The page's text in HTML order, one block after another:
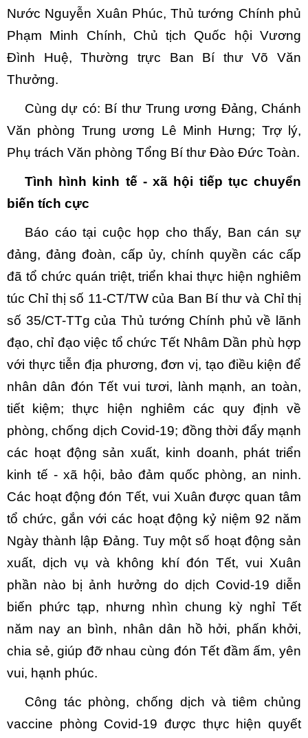
Nước Nguyễn Xuân Phúc, Thủ tướng Chính phủ
Phạm Minh Chính, Chủ tịch Quốc hội Vương
Đình Huệ, Thường trực Ban Bí thư Võ Văn
Thưởng.
Cùng dự có: Bí thư Trung ương Đảng, Chánh
Văn phòng Trung ương Lê Minh Hưng; Trợ lý,
Phụ trách Văn phòng Tổng Bí thư Đào Đức Toàn.
Tình hình kinh tế - xã hội tiếp tục chuyển
biến tích cực
Báo cáo tại cuộc họp cho thấy, Ban cán sự
đảng, đảng đoàn, cấp ủy, chính quyền các cấp
đã tổ chức quán triệt, triển khai thực hiện nghiêm
túc Chỉ thị số 11-CT/TW của Ban Bí thư và Chỉ thị
số 35/CT-TTg của Thủ tướng Chính phủ về lãnh
đạo, chỉ đạo việc tổ chức Tết Nhâm Dần phù hợp
với thực tiễn địa phương, đơn vị, tạo điều kiện để
nhân dân đón Tết vui tươi, lành mạnh, an toàn,
tiết kiệm; thực hiện nghiêm các quy định về
phòng, chống dịch Covid-19; đồng thời đẩy mạnh
các hoạt động sản xuất, kinh doanh, phát triển
kinh tế - xã hội, bảo đảm quốc phòng, an ninh.
Các hoạt động đón Tết, vui Xuân được quan tâm
tổ chức, gắn với các hoạt động kỷ niệm 92 năm
Ngày thành lập Đảng. Tuy một số hoạt động sản
xuất, dịch vụ và không khí đón Tết, vui Xuân
phần nào bị ảnh hưởng do dịch Covid-19 diễn
biến phức tạp, nhưng nhìn chung kỳ nghỉ Tết
năm nay an bình, nhân dân hồ hởi, phấn khởi,
chia sẻ, giúp đỡ nhau cùng đón Tết đầm ấm, yên
vui, hạnh phúc.
Công tác phòng, chống dịch và tiêm chủng
vaccine phòng Covid-19 được thực hiện quyết